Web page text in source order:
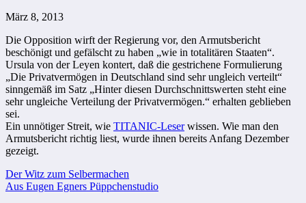
März 8, 2013
Die Opposition wirft der Regierung vor, den Armutsbericht
beschönigt und gefälscht zu haben „wie in totalitären Staaten“.
Ursula von der Leyen kontert, daß die gestrichene Formulierung
„Die Privatvermögen in Deutschland sind sehr ungleich verteilt“
sinngemäß im Satz „Hinter diesen Durchschnittswerten steht eine
sehr ungleiche Verteilung der Privatvermögen.“ erhalten geblieben
sei.
Ein unnötiger Streit, wie TITANIC-Leserwissen. Wie man den
Armutsbericht richtig liest, wurde ihnen bereits Anfang Dezember
gezeigt.
Beitragsnavigation
Der Witz zum Selbermachen
Aus Eugen Egners Püppchenstudio